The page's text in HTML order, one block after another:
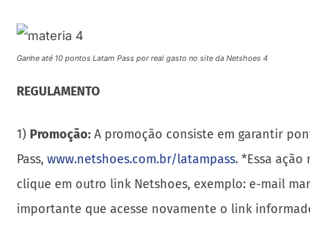
Ganhe até 10 pontos Latam Pass por real gasto no site da Netshoes 4
REGULAMENTO
1) Promoção: A promoção consiste em garantir
Pass, www.netshoes.com.br/latampass. *Essa
clique em outro link Netshoes, exemplo: e-mail
importante que acesse novamente o link